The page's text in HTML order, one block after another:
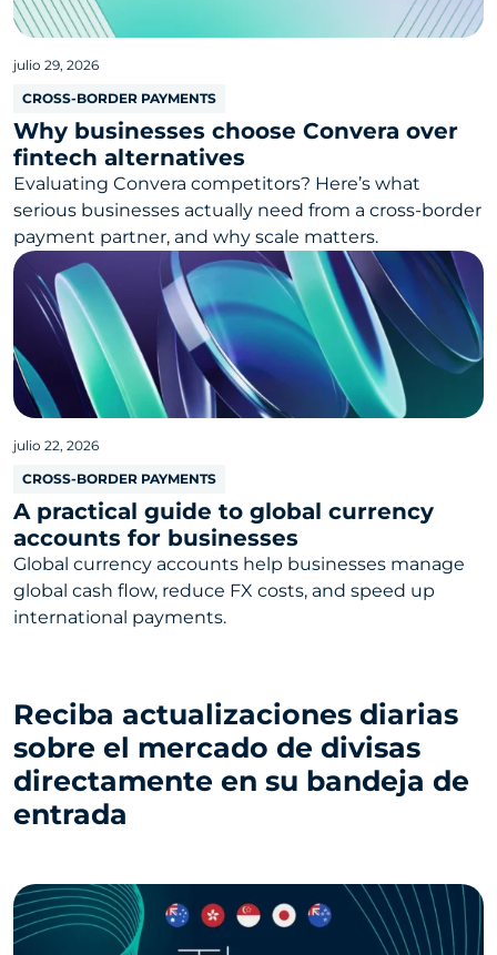
julio 29, 2026
CROSS-BORDER PAYMENTS
Why businesses choose Convera over
fintech alternatives
Evaluating Convera competitors? Here’s what
serious businesses actually need from a cross-border
payment partner, and why scale matters.
julio 22, 2026
CROSS-BORDER PAYMENTS
A practical guide to global currency
accounts for businesses
Global currency accounts help businesses manage
global cash flow, reduce FX costs, and speed up
international payments.
Reciba actualizaciones diarias
sobre el mercado de divisas
directamente en su bandeja de
entrada